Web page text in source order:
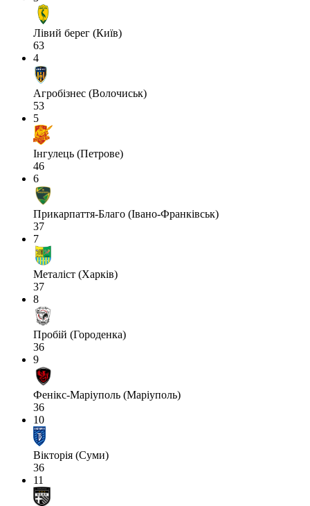
Лівий берег (Київ)
63
4
Агробізнес (Волочиськ)
53
5
Інгулець (Петрове)
46
6
Прикарпаття-Благо (Івано-Франківськ)
37
7
Металіст (Харків)
37
8
Пробій (Городенка)
36
9
Фенікс-Маріуполь (Маріуполь)
36
10
Вікторія (Суми)
36
11